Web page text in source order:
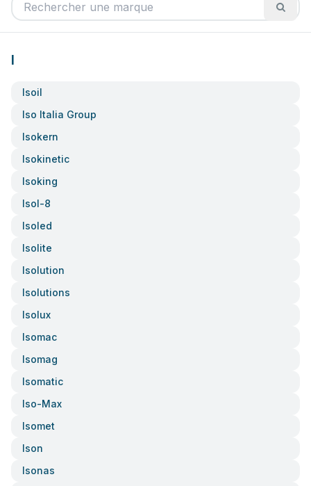
I
Isoil
Iso Italia Group
Isokern
Isokinetic
Isoking
Isol-8
Isoled
Isolite
Isolution
Isolutions
Isolux
Isomac
Isomag
Isomatic
Iso-Max
Isomet
Ison
Isonas